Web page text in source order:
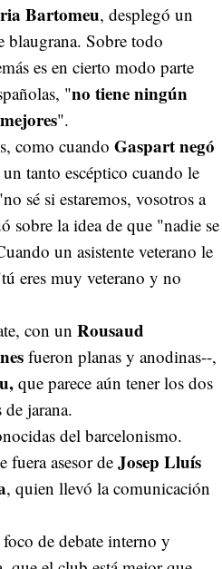
Bartomeu, desplegó un
blaugrana. Sobre todo
es en cierto modo parte
"no tiene ningún
".
como cuando Gaspart negó
tanto escéptico cuando le
sé si estaremos, vosotros a
sobre la idea de que "nadie se
un asistente veterano le
eres muy veterano y no
con un Rousaud
fueron planas y anodinas--,
que parece aún tener los dos
de jarana.
del barcelonismo.
fuera asesor de Josep Lluís
, quien llevó la comunicación
de debate interno y